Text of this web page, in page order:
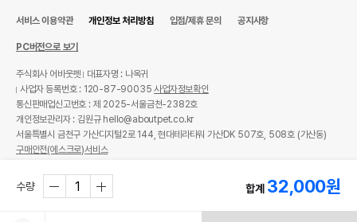
수량 합계 32,000원
서비스 이용약관 개인정보 처리방침 입점/제휴 문의 공지사항
PC버전으로 보기
주식회사 어바웃펫
대표자명 : 나옥귀
사업자 등록번호 : 120-87-90035사업자정보확인
통신판매업신고번호 : 제 2025-서울금천-2382호
개인정보관리자 : 김원규 hello@aboutpet.co.kr
서울특별시 금천구 가산디지털2로 144, 현대테라타워 가산DK 507호, 508호 (가산동)
구매안전(에스크로)서비스